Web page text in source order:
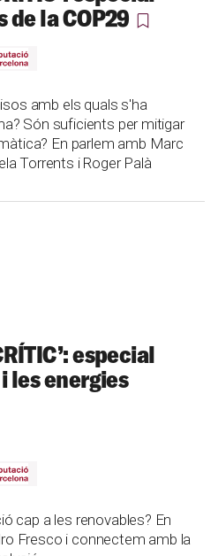
de la COP29
amb els quals s'ha
Són suficients per mitigar
En parlem amb Marc
Torrents i Roger Palà
especial
les energies
cap a les renovables? En
Fresco i connectem amb la